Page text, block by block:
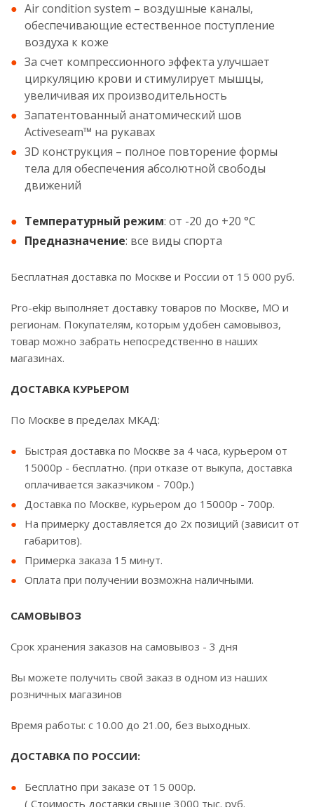
Air condition system – воздушные каналы,
обеспечивающие естественное поступление
воздуха к коже
За счет компрессионного эффекта улучшает
циркуляцию крови и стимулирует мышцы,
увеличивая их производительность
Запатентованный анатомический шов
Activeseam™ на рукавах
3D конструкция – полное повторение формы
тела для обеспечения абсолютной свободы
движений
Температурный режим: от -20 до +20 °С
Предназначение: все виды спорта
Бесплатная доставка по Москве и России от 15 000 руб.
Pro-ekip выполняет доставку товаров по Москве, МО и
регионам. Покупателям, которым удобен самовывоз,
товар можно забрать непосредственно в наших
магазинах.
ДОСТАВКА КУРЬЕРОМ
По Москве в пределах МКАД:
Быстрая доставка по Москве за 4 часа, курьером от
15000р - бесплатно. (при отказе от выкупа, доставка
оплачивается заказчиком - 700р.)
Доставка по Москве, курьером до 15000р - 700р.
На примерку доставляется до 2х позиций (зависит от
габаритов).
Примерка заказа 15 минут.
Оплата при получении возможна наличными.
САМОВЫВОЗ
Срок хранения заказов на самовывоз - 3 дня
Вы можете получить свой заказ в одном из наших
розничных магазинов
Время работы: с 10.00 до 21.00, без выходных.
ДОСТАВКА ПО РОССИИ:
Бесплатно при заказе от 15 000р.
( Стоимость доставки свыше 3000 тыс. руб.